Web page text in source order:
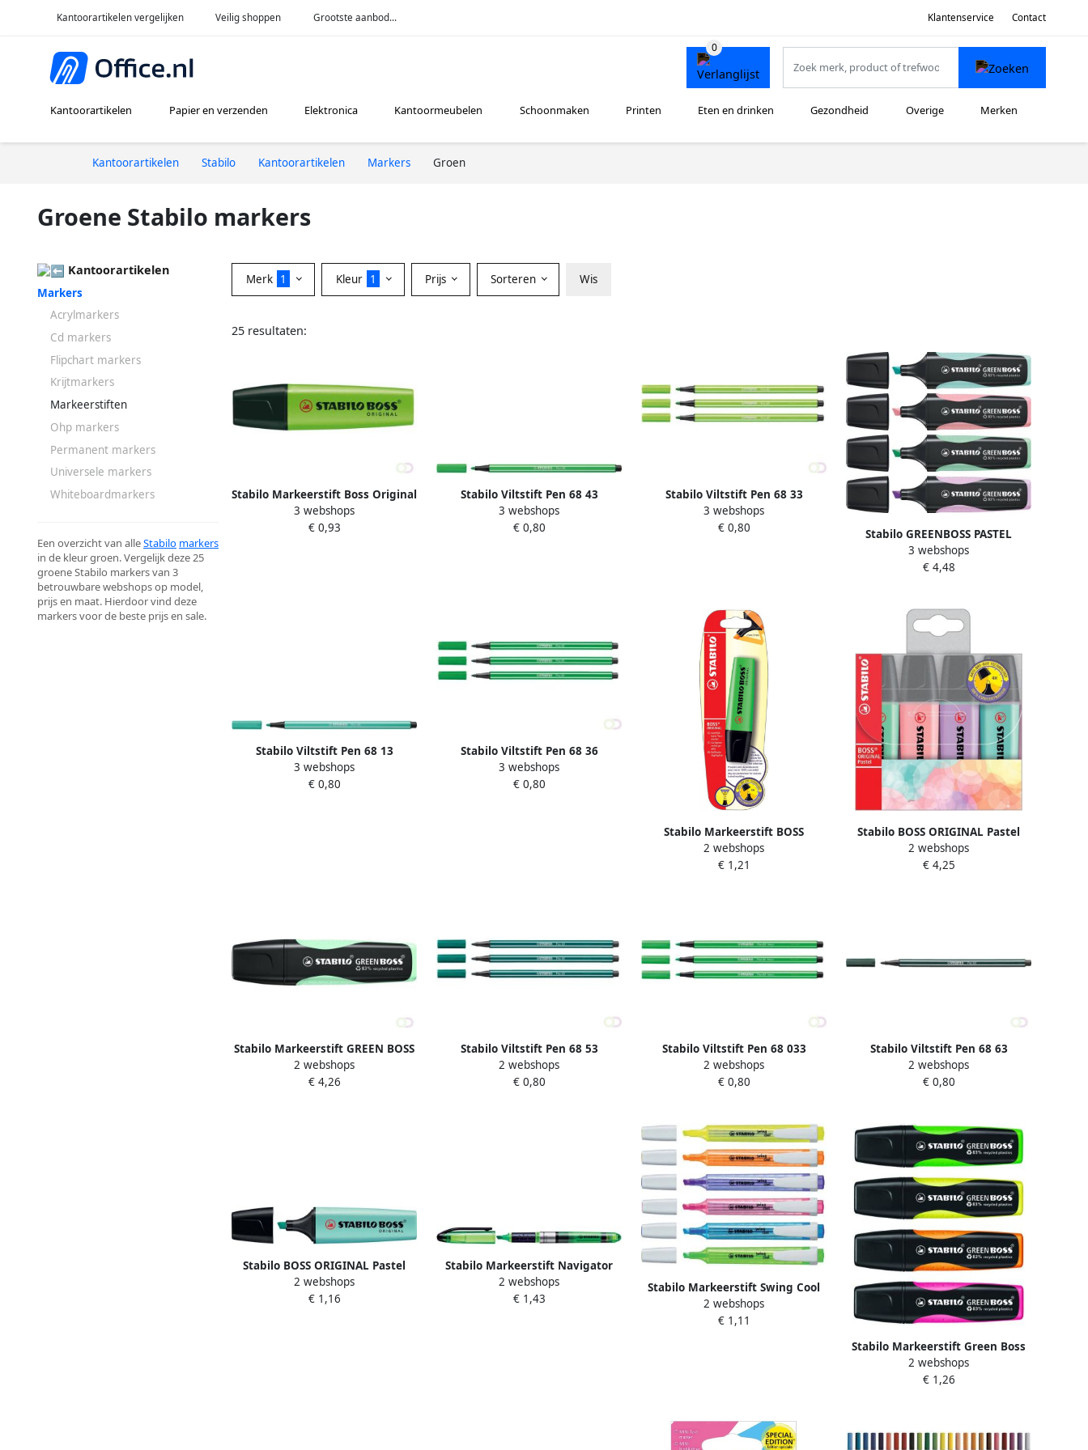
Kantoorartikelen vergelijken Veilig shoppen Grootste aanbod... Klantenservice Contact
Kantoorartikelen Papier en verzenden Elektronica Kantoormeubelen Schoonmaken Printen Eten en drinken Gezondheid Overige Merken
Kantoorartikelen Stabilo Kantoorartikelen Markers Groen
Groene Stabilo markers
Kantoorartikelen
Markers
Acrylmarkers
Cd markers
Flipchart markers
Krijtmarkers
Markeerstiften
Ohp markers
Permanent markers
Universele markers
Whiteboardmarkers
Een overzicht van alleStabilo markers
in de kleur groen. Vergelijk deze 25
groene Stabilo markers van 3
betrouwbare webshops op model,
prijs en maat. Hierdoor vind deze
markers voor de beste prijs en sale.
Merk 1 Kleur 1 Prijs Sorteren Wis
25 resultaten:
Stabilo Markeerstift Boss Original
70 33 groen
3 webshops
€ 0,93
Stabilo Viltstift Pen 68 43
medium loofgroen
3 webshops
€ 0,80
Stabilo Viltstift Pen 68 33
medium lichtgroen
3 webshops
€ 0,80
Stabilo GREENBOSS PASTEL
markeerstift blister van 4 stuks
in geassorteerde kleuren
3 webshops
€ 4,48
Stabilo Viltstift Pen 68 13
medium ijsgroen
3 webshops
€ 0,80
Stabilo Viltstift Pen 68 36
medium smaragdgroen
3 webshops
€ 0,80
Stabilo Markeerstift BOSS
Original 70 33 groen blisterà 1
stuk
2 webshops
€ 1,21
Stabilo BOSS ORIGINAL Pastel
markeerstift etui van 4 stuks in
geassorteerde kleuren
2 webshops
€ 4,25
Stabilo Markeerstift GREEN BOSS
6070 116 vleugje pastel mint
2 webshops
€ 4,26
Stabilo Viltstift Pen 68 53
medium turquoisegroen
2 webshops
€ 0,80
Stabilo Viltstift Pen 68 033
medium neon groen
2 webshops
€ 0,80
Stabilo Viltstift Pen 68 63
medium aardegroen
2 webshops
€ 0,80
Stabilo BOSS ORIGINAL Pastel
markeerstift turkoois
(pastelblauw)
2 webshops
€ 1,16
Stabilo Markeerstift Navigator
545 33 groen
2 webshops
€ 1,43
Stabilo Markeerstift Swing Cool
275 33 groen
2 webshops
€ 1,11
Stabilo Markeerstift Green Boss
6070 33 groen
2 webshops
€ 1,26